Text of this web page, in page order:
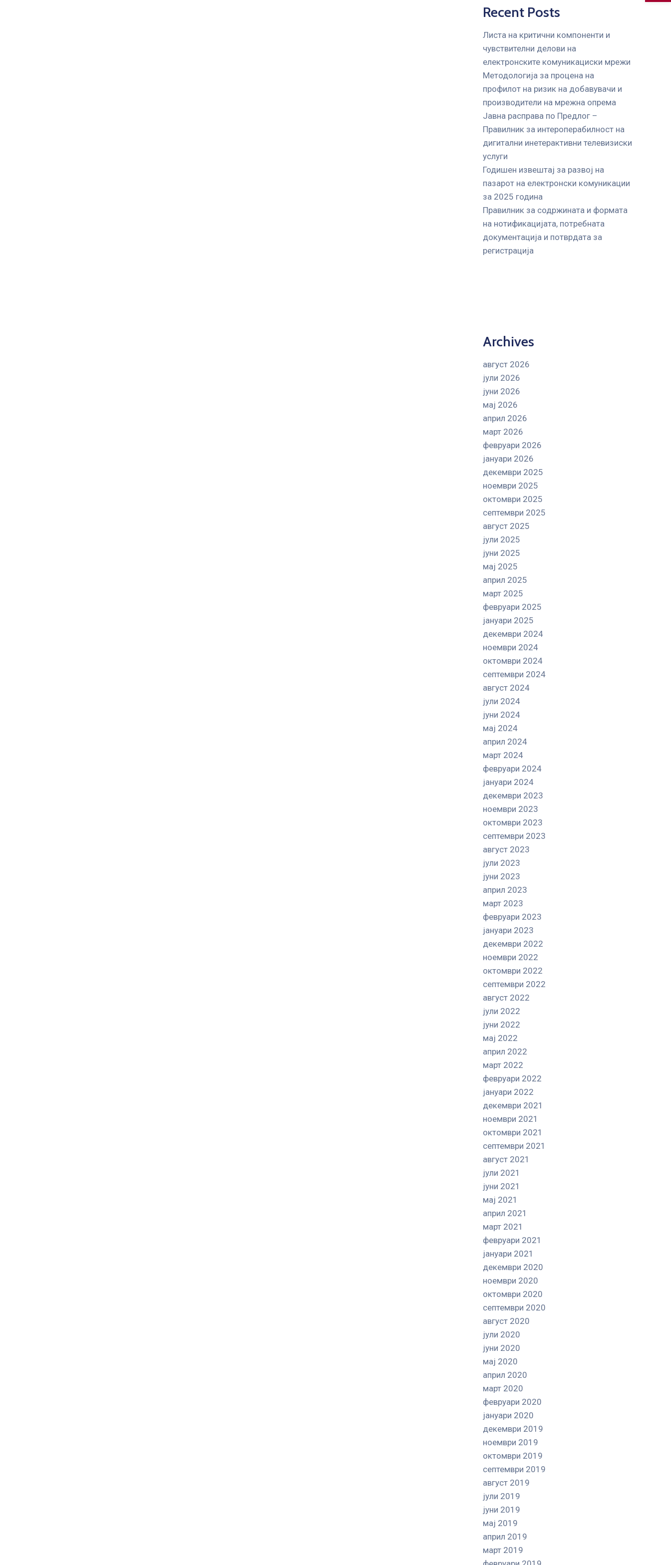
Recent Posts
Листа на критични компоненти и
чувствителни делови на
електронските комуникациски мрежи
Mетодологија за процена на
профилот на ризик на добавувачи и
производители на мрежна опрема
Јавна расправа по Предлог –
Правилник за интероперабилност на
дигитални инетерактивни телевизиски
услуги
Годишен извештај за развој на
пазарот на електронски комуникации
за 2025 година
Правилник за содржината и формата
на нотификацијата, потребната
документација и потврдата за
регистрација
Archives
август 2026
јули 2026
јуни 2026
мај 2026
април 2026
март 2026
февруари 2026
јануари 2026
декември 2025
ноември 2025
октомври 2025
септември 2025
август 2025
јули 2025
јуни 2025
мај 2025
април 2025
март 2025
февруари 2025
јануари 2025
декември 2024
ноември 2024
октомври 2024
септември 2024
август 2024
јули 2024
јуни 2024
мај 2024
април 2024
март 2024
февруари 2024
јануари 2024
декември 2023
ноември 2023
октомври 2023
септември 2023
август 2023
јули 2023
јуни 2023
април 2023
март 2023
февруари 2023
јануари 2023
декември 2022
ноември 2022
октомври 2022
септември 2022
август 2022
јули 2022
јуни 2022
мај 2022
април 2022
март 2022
февруари 2022
јануари 2022
декември 2021
ноември 2021
октомври 2021
септември 2021
август 2021
јули 2021
јуни 2021
мај 2021
април 2021
март 2021
февруари 2021
јануари 2021
декември 2020
ноември 2020
октомври 2020
септември 2020
август 2020
јули 2020
јуни 2020
мај 2020
април 2020
март 2020
февруари 2020
јануари 2020
декември 2019
ноември 2019
октомври 2019
септември 2019
август 2019
јули 2019
јуни 2019
мај 2019
април 2019
март 2019